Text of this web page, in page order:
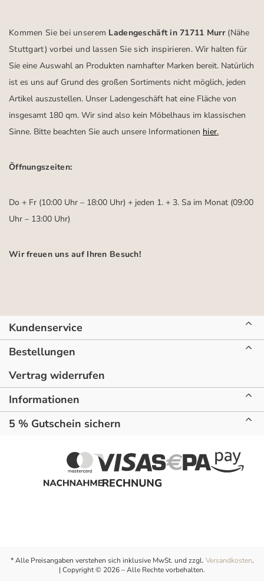
Kommen Sie bei unserem Ladengeschäft in 71711 Murr (Nähe
Stuttgart) vorbei und lassen Sie sich inspirieren.Wir halten für
Sie eine Auswahl an Produkten namhafter Marken bereit. Natürlich
ist es uns auf Grund des großen Sortiments nicht möglich, jeden
Artikel auszustellen. Unser Ladengeschäft hat eine Fläche von
insgesamt 180 qm. Wir sind also kein Möbelhaus im klassischen
Sinne. Bitte beachten Sie auch unsere Informationen hier.
Öffnungszeiten:
Do + Fr (10:00 Uhr – 18:00 Uhr) + jeden 1. + 3. Sa im Monat (09:00
Uhr – 13:00 Uhr)
Wir freuen uns auf Ihren Besuch!
Kundenservice
Bestellungen
Vertrag widerrufen
Informationen
5 % Gutschein sichern
* Alle Preisangaben verstehen sich inklusive MwSt. und zzgl. Versandkosten.
| Copyright © 2026 – Alle Rechte vorbehalten.